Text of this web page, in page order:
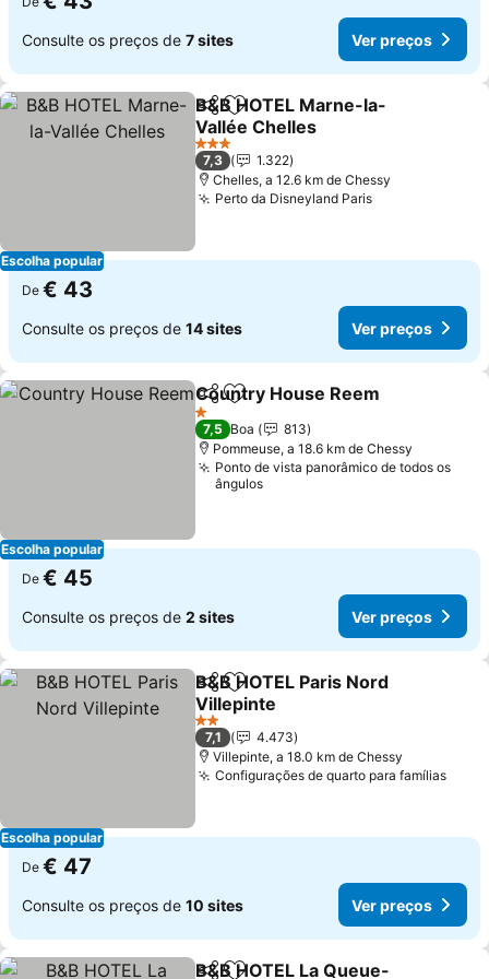
Consulte os preços de 7 sites Ver preços
Escolha popular
PartilharAdicionar aos favoritos
B&B HOTEL Marne-la-
Vallée Chelles
Ver preços
3 Estrelas
7,3
1.322
Chelles, a 12.6 km de Chessy
Perto da Disneyland ParisVer preços
De € 43
Consulte os preços de 14 sites Ver preços
Escolha popular
PartilharAdicionar aos favoritos
Country House Reem
1 Estrelas
7,5 Boa
813
Pommeuse, a 18.6 km de Chessy
Ponto de vista panorâmico de todos os
ângulos
De € 45
Consulte os preços de 2 sites Ver preços
Escolha popular
PartilharAdicionar aos favoritos
B&B HOTEL Paris Nord
Villepinte
Ver preços
2 Estrelas
7,1
4.473
Villepinte, a 18.0 km de Chessy
Configurações de quarto para famíliasVer
De € 47
Consulte os preços de 10 sites Ver preços
B&B HOTEL La Queue-